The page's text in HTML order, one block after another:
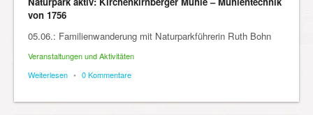
von 1756
05.06.: Familienwanderung mit Naturparkführerin Ruth Bohn
Veranstaltungen und Aktivitäten
Weiterlesen • 0 Kommentare